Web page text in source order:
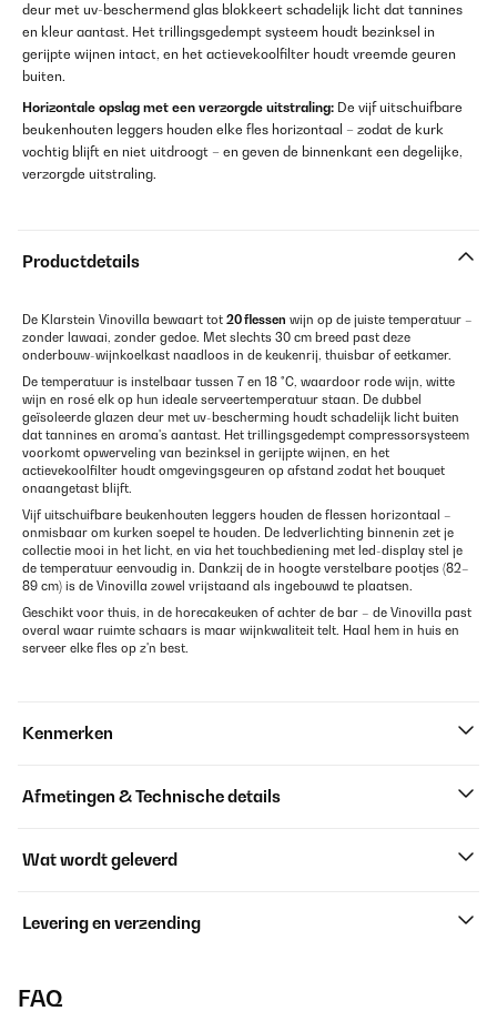
deur met uv-beschermend glas blokkeert schadelijk licht dat tannines
en kleur aantast. Het trillingsgedempt systeem houdt bezinksel in
gerijpte wijnen intact, en het actievekoolfilter houdt vreemde geuren
buiten.
Horizontale opslag met een verzorgde uitstraling: De vijf uitschuifbare
beukenhouten leggers houden elke fles horizontaal – zodat de kurk
vochtig blijft en niet uitdroogt – en geven de binnenkant een degelijke,
verzorgde uitstraling.
Productdetails
De Klarstein Vinovilla bewaart tot 20 flessen wijn op de juiste temperatuur –
zonder lawaai, zonder gedoe. Met slechts 30 cm breed past deze
onderbouw-wijnkoelkast naadloos in de keukenrij, thuisbar of eetkamer.
De temperatuur is instelbaar tussen 7 en 18 °C, waardoor rode wijn, witte
wijn en rosé elk op hun ideale serveertemperatuur staan. De dubbel
geïsoleerde glazen deur met uv-bescherming houdt schadelijk licht buiten
dat tannines en aroma's aantast. Het trillingsgedempt compressorsysteem
voorkomt opwerveling van bezinksel in gerijpte wijnen, en het
actievekoolfilter houdt omgevingsgeuren op afstand zodat het bouquet
onaangetast blijft.
Vijf uitschuifbare beukenhouten leggers houden de flessen horizontaal –
onmisbaar om kurken soepel te houden. De ledverlichting binnenin zet je
collectie mooi in het licht, en via het touchbediening met led-display stel je
de temperatuur eenvoudig in. Dankzij de in hoogte verstelbare pootjes (82–
89 cm) is de Vinovilla zowel vrijstaand als ingebouwd te plaatsen.
Geschikt voor thuis, in de horecakeuken of achter de bar – de Vinovilla past
overal waar ruimte schaars is maar wijnkwaliteit telt. Haal hem in huis en
serveer elke fles op z'n best.
Kenmerken
Afmetingen & Technische details
Wat wordt geleverd
Levering en verzending
FAQ